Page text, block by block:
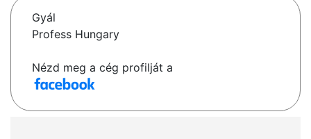
Gyál
Profess Hungary
Nézd meg a cég profilját a